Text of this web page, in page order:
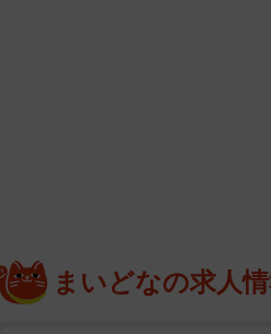
優しさは声掛けのみ
まいどなの求人